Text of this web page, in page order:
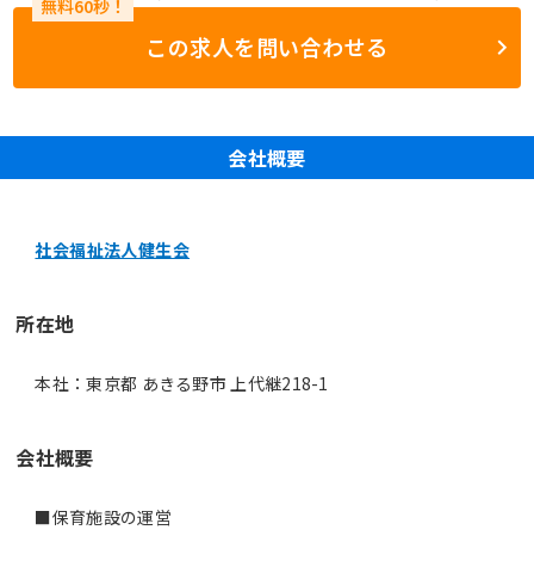
この求人を問い合わせる
会社概要
社会福祉法人健生会
所在地
本社：東京都 あきる野市 上代継218-1
会社概要
■保育施設の運営